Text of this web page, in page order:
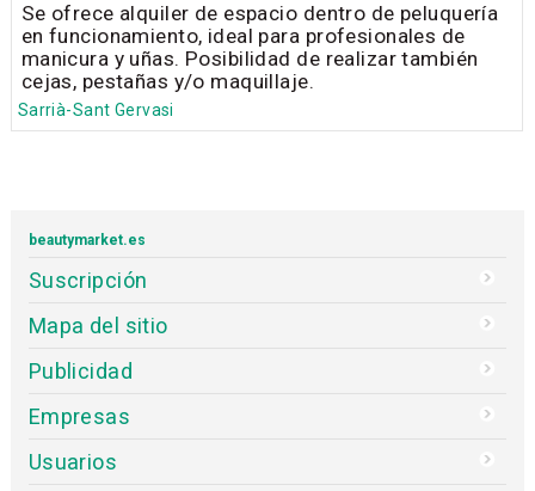
Se ofrece alquiler de espacio dentro de peluquería
en funcionamiento, ideal para profesionales de
manicura y uñas. Posibilidad de realizar también
cejas, pestañas y/o maquillaje.
Sarrià-Sant Gervasi
beautymarket.es
Suscripción
Mapa del sitio
Publicidad
Empresas
Usuarios